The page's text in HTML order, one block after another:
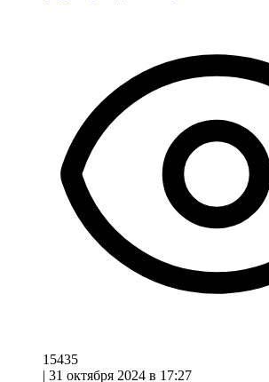
15435
| 31 октября 2024 в 17:27